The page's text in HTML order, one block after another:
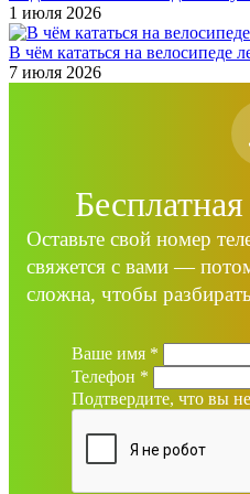
1 июля 2026
В чём кататься на велосипеде
7 июля 2026
Оставьте свой номер
свяжется с вами —
сложна, чтобы
Ваше имя *
Телефон *
Подтвердите, что вы